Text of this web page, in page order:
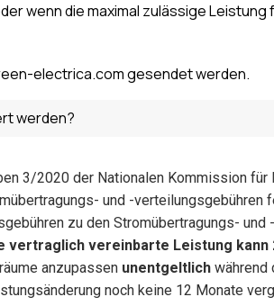
wenn die maximal zulässige
electrica.com gesendet werden.
werden?
3/2020 der Nationalen Kommission
und -
zu den Stromübertragungs-
vertraglich vereinbarte Leistung kann
anzupassen unentgeltlich während
noch keine 12 Monate